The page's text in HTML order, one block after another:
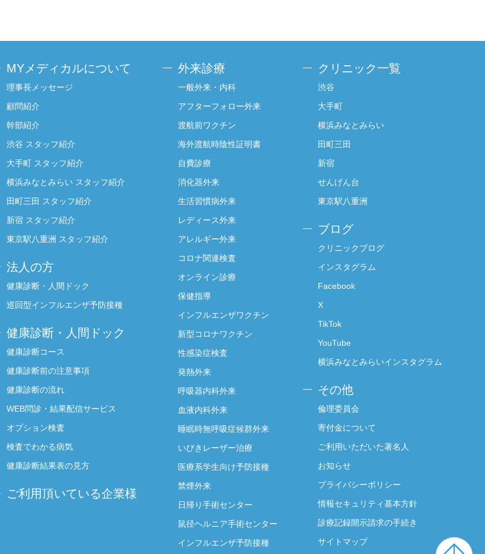
MYメディカルについて
理事長メッセージ
顧問紹介
幹部紹介
渋谷 スタッフ紹介
大手町 スタッフ紹介
横浜みなとみらい スタッフ紹介
田町三田 スタッフ紹介
新宿 スタッフ紹介
東京駅八重洲 スタッフ紹介
法人の方
健康診断・人間ドック
巡回型インフルエンザ予防接種
健康診断・人間ドック
健康診断コース
健康診断前の注意事項
健康診断の流れ
WEB問診・結果配信サービス
オプション検査
検査でわかる病気
健康診断結果表の見方
ご利用頂いている企業様
外来診療
一般外来・内科
アフターフォロー外来
渡航前ワクチン
海外渡航時陰性証明書
自費診療
消化器外来
生活習慣病外来
レディース外来
アレルギー外来
コロナ関連検査
オンライン診療
保健指導
インフルエンザワクチン
新型コロナワクチン
性感染症検査
発熱外来
呼吸器内科外来
血液内科外来
睡眠時無呼吸症候群外来
いびきレーザー治療
医療系学生向け予防接種
禁煙外来
日帰り手術センター
鼠径ヘルニア手術センター
インフルエンザ予防接種
クリニック一覧
渋谷
大手町
横浜みなとみらい
田町三田
新宿
せんげん台
東京駅八重洲
ブログ
クリニックブログ
インスタグラム
Facebook
X
TikTok
YouTube
横浜みなとみらいインスタグラム
その他
倫理委員会
寄付金について
ご利用いただいた著名人
お知らせ
プライバシーポリシー
情報セキュリティ基本方針
診療記録開示請求の手続き
サイトマップ